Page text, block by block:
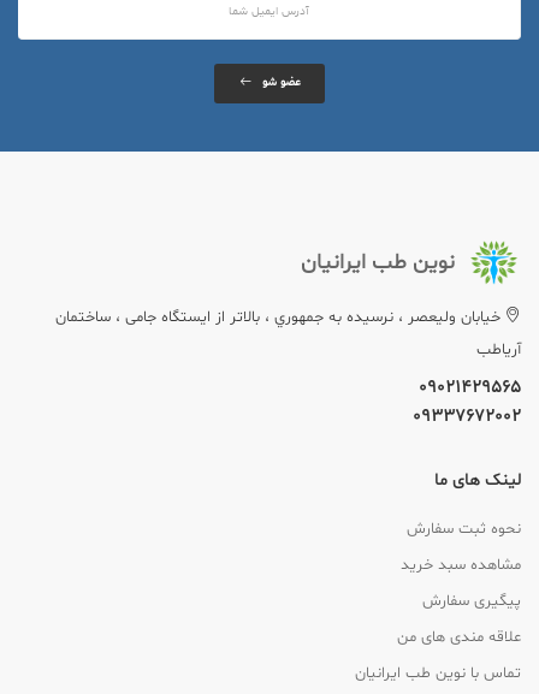
عضو شو
نوین طب ایرانیان
خيابان وليعصر ، نرسيده به جمهوري ، بالاتر از ایستگاه جامی ، ساختمان
آریاطب
09021429565
09337672002
لینک های ما
نحوه ثبت سفارش
مشاهده سبد خرید
پیگیری سفارش
علاقه مندی های من
تماس با نوین طب ایرانیان